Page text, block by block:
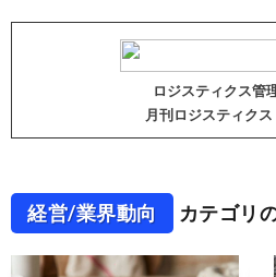
ロジスティクス管
月刊ロジスティク
経営/業界動向 カテゴリ